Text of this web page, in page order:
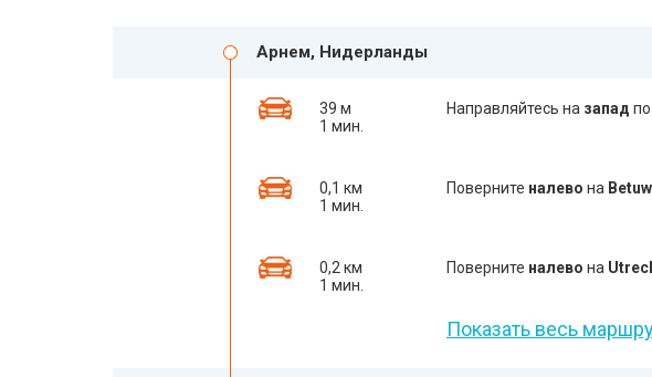
Арнем, Нидерланды
39 м
1 мин.
Направляйтесь на запад по
0,1 км
1 мин.
Поверните налево на
0,2 км
1 мин.
Поверните налево на
Показать весь